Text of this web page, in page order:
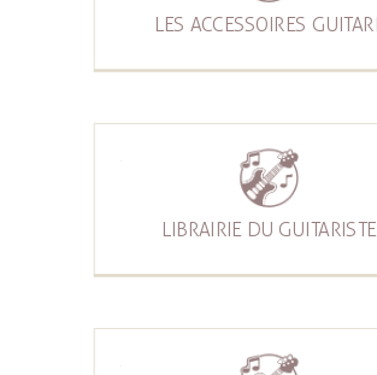
LES ACCESSOIRES
LIBRAIRIE DU GUITARISTE